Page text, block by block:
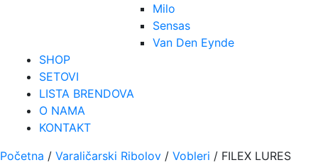
Milo
Sensas
Van Den Eynde
SHOP
SETOVI
LISTA BRENDOVA
O NAMA
KONTAKT
Početna / Varaličarski Ribolov / Vobleri / FILEX LURES